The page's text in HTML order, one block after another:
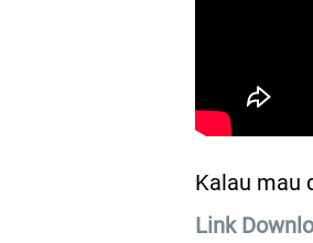
Kalau mau
Link